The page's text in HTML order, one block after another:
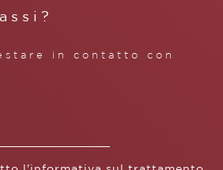
in contatto con